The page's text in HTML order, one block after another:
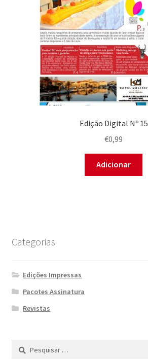
Edição Digital Nº 15
€0,99
Adicionar
Categorias
Edições Impressas
Pacotes Assinatura
Revistas
Pesquisar